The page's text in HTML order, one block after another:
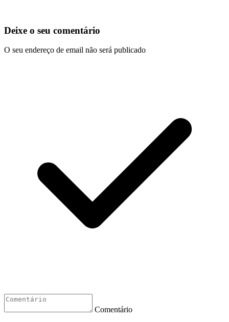
Deixe o seu comentário
O seu endereço de email não será publicado
Comentário